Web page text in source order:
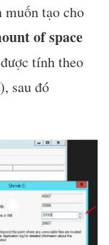
muốn tạo cho
of space
tính theo
sau đó